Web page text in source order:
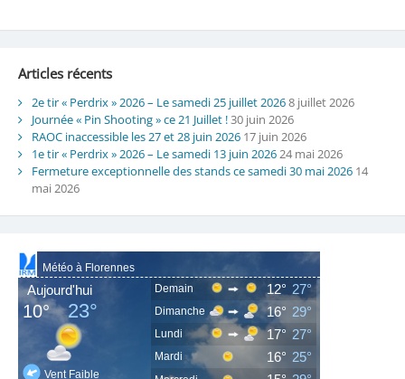
Articles récents
2e tir « Perdrix » 2026 – Le samedi 25 juillet 20268 juillet 2026
Journée « Pin Shooting » ce 21 Juillet !30 juin 2026
RAOC inaccessible les 27 et 28 juin 2026 17 juin 2026
1e tir « Perdrix » 2026 – Le samedi 13 juin 202624 mai 2026
Fermeture exceptionnelle des stands ce samedi 30 mai 2026 14
mai 2026